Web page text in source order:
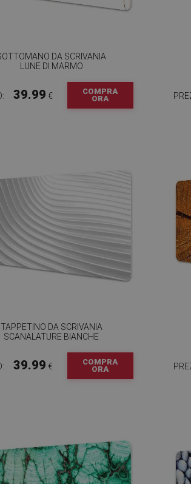
DA SCRIVANIA
LUNE DI MARMO
39.99 €
COMPRA
ORA
TAPPETINO DA SCRIVANIA
SCANALATURE BIANCHE
39.99 €
COMPRA
ORA